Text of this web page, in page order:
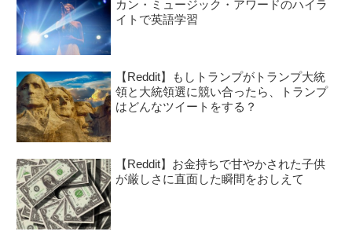
カン・ミュージック・アワードのハイラ
イトで英語学習
【Reddit】もしトランプがトランプ大統
領と大統領選に競い合ったら、トランプ
はどんなツイートをする？
【Reddit】お金持ちで甘やかされた子供
が厳しさに直面した瞬間をおしえて